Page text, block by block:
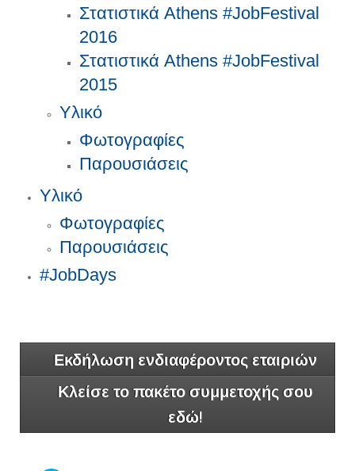
Στατιστικά Athens #JobFestival
2016
Στατιστικά Athens #JobFestival
2015
Υλικό
Φωτογραφίες
Παρουσιάσεις
Υλικό
Φωτογραφίες
Παρουσιάσεις
#JobDays
Εκδήλωση ενδιαφέροντος εταιριών
Κλείσε το πακέτο συμμετοχής σου
εδώ!